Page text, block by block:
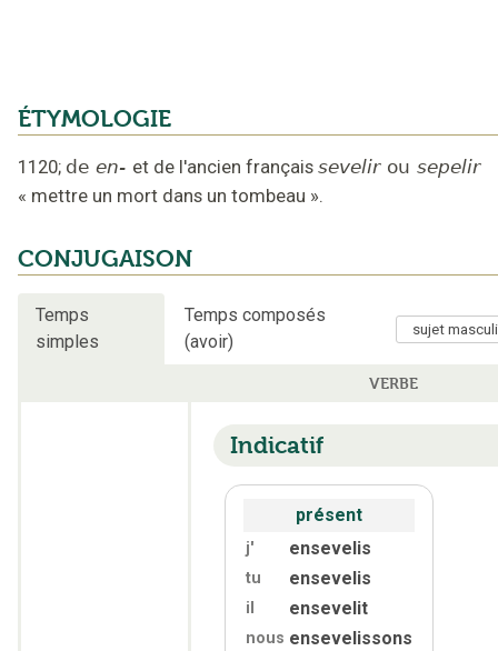
ÉTYMOLOGIE
1120; de en- et de l'ancien français sevelir ou sepelir
« mettre un mort dans un tombeau ».
CONJUGAISON
Temps
simples
Temps composés
(avoir)
VERBE
Indicatif
présent
j' ensevelis
tu ensevelis
il ensevelit
nous ensevelissons